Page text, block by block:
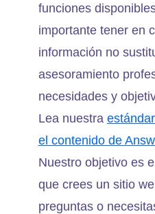
funciones
importante tener en
información no
asesoramiento
necesidades y
Lea nuestra
el contenido de
Nuestro objetivo es
que crees un sitio
preguntas o